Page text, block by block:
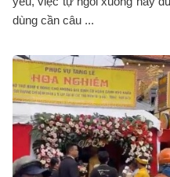
dùng cần câu ...